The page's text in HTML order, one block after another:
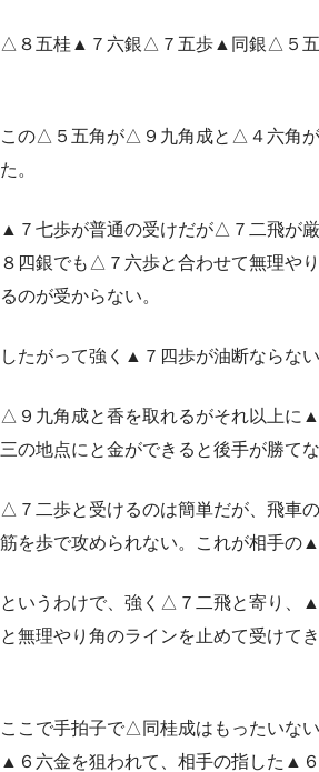
△８五桂▲７六銀△７五歩▲同銀△５五
この△５五角が△９九角成と△４六角が
た。
▲７七歩が普通の受けだが△７二飛が
８四銀でも△７六歩と合わせて無理や
るのが受からない。
したがって強く▲７四歩が油断ならない
△９九角成と香を取れるがそれ以上に
三の地点にと金ができると後手が勝て
△７二歩と受けるのは簡単だが、飛車
筋を歩で攻められない。これが相手の▲
というわけで、強く△７二飛と寄り
と無理やり角のラインを止めて受けてき
ここで手拍子で△同桂成はもったいな
▲６六金を狙われて、相手の指した▲